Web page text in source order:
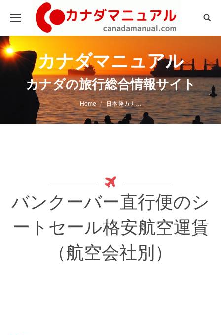
カナダマニュアル
カナダの旅行総合情報サイト
You are here: Home 日本発カナ…
バンクーバー直行便のシ
ートセール格安航空運賃
（航空会社別）